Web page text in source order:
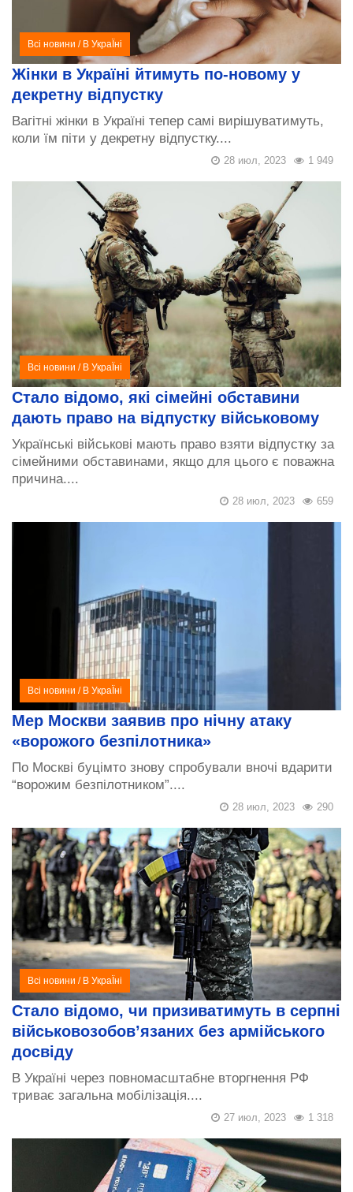
Всі новини / В УкраЇні
Жінки в Україні йтимуть по-новому у
декретну відпустку
Вагітні жінки в Україні тепер самі вирішуватимуть,
коли їм піти у декретну відпустку....
1 949
28 июл, 2023
Всі новини / В УкраЇні
Стало відомо, які сімейні обставини
дають право на відпустку військовому
Українські військові мають право взяти відпустку за
сімейними обставинами, якщо для цього є поважна
причина....
659
28 июл, 2023
Всі новини / В УкраЇні
Мер Москви заявив про нічну атаку
«ворожого безпілотника»
По Москві буцімто знову спробували вночі вдарити
“ворожим безпілотником”....
290
28 июл, 2023
Всі новини / В УкраЇні
Стало відомо, чи призиватимуть в серпні
військовозобов’язаних без армійського
досвіду
В Україні через повномасштабне вторгнення РФ
триває загальна мобілізація....
1 318
27 июл, 2023